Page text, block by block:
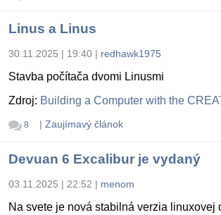
Linus a Linus
30.11.2025 | 19:40 | redhawk1975
Stavba počítača dvomi Linusmi
Zdroj: Building a Computer with the
8 | Zaujímavý článok
Devuan 6 Excalibur je vydaný
03.11.2025 | 22:52 | menom
Na svete je nová stabilná verzia linuxovej